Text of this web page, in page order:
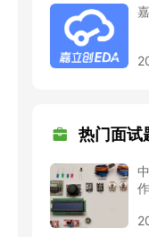
热门面试